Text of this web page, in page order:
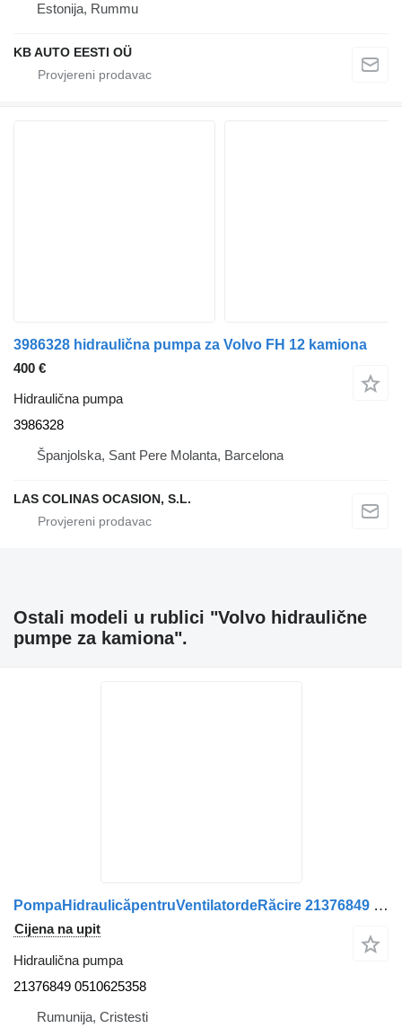
Estonija, Rummu
KB AUTO EESTI OÜ
3986328 hidraulična pumpa za Volvo FH 12 kamiona
400 €
Hidraulična pumpa
3986328
Španjolska, Sant Pere Molanta, Barcelona
LAS COLINAS OCASION, S.L.
Ostali modeli u rublici "Volvo hidraulične
pumpe za kamiona".
PompaHidraulicăpentruVentilatordeRăcire 21376849 hidraulična pumpa za Volvo kamiona
Cijena na upit
Hidraulična pumpa
21376849 0510625358
Rumunija, Cristesti